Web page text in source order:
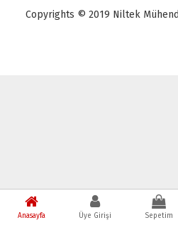
Anasayfa Üye Girişi Sepetim
Copyrights © 2019 Niltek